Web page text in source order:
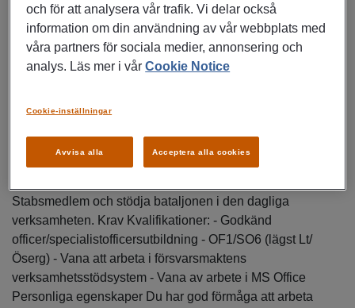
innebära ansvar för både planering, genomförande och
samverkan med såväl andra förband som andra
myndigheter. Arbetet kräver självständighet, förmågan att ta
initiativ och fatta beslut. Arbetsuppgifter - I rollen som
större övningar.Exempelvis vinterövning, stridsutbildning
myndigheter, bl.a. FHS. - Samordna olika resurser i form av
Stabsmedlem och stödja bataljonen i den dagliga
verksamheten. Krav Kvalifikationer: - Godkänd
officer/specialistofficersutbildning - OF1/SO6 (lägst Lt/
Öserg) - Vana att arbeta i försvarsmaktens
verksamhetsstödsystem - Vana av arbete i MS Office
Personliga egenskaper Du har god förmåga att arbeta
och för att analysera vår trafik. Vi delar också
information om din användning av vår webbplats med
våra partners för sociala medier, annonsering och
analys. Läs mer i vårCookie Notice
Avvisa alla Acceptera alla cookies
Cookie-inställningar